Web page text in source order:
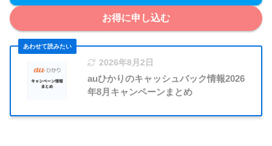
お得に申し込む
2026年8月2日
auひかりのキャッシュバック情報2026
年8月キャンペーンまとめ